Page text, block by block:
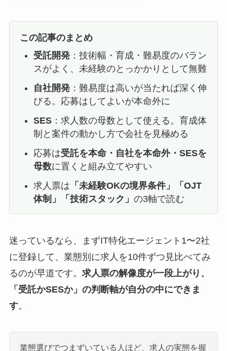
この記事のまとめ
受託開発：技術幅・育成・難易度のバラン
スがよく、未経験のとっかかりとして無難
自社開発：難易度は高いが当たれば深く伸
びる。応募はしてよいが本命外に
SES：求人数の母数として使える。育成体
制と案件の動かし方で会社を見極める
応募は受託を本命・自社を本命外・SESを
母数に置くと組み立てやすい
求人票は 「未経験OKの境界条件」「OJT
体制」「技術スタック」 の3軸で読む
迷っているなら、まずIT特化エージェント1〜2社
に登録して、業態別に求人を10件ずつ見比べてみ
るのが早道です。 求人票の解像度が一段上がり、
「受託かSESか」の判断軸が自分の中にできま
す。
業態選びでつまずいている人ほど、求人の実態を握